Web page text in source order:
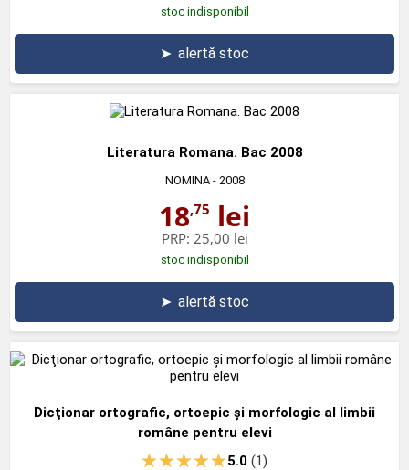
stoc indisponibil
➤ alertă stoc
Literatura Romana. Bac 2008
NOMINA- 2008
18,75 lei
PRP: 25,00 lei
stoc indisponibil
➤ alertă stoc
Dicţionar ortografic, ortoepic şi morfologic al limbii
române pentru elevi
5.0(1)